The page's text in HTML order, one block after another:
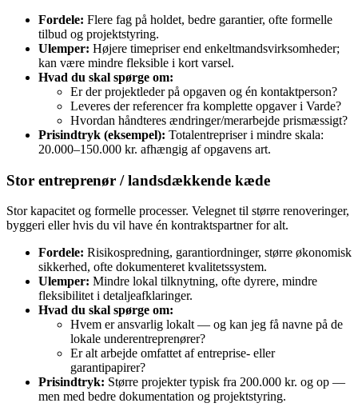
Fordele: Flere fag på holdet, bedre garantier, ofte formelle
tilbud og projektstyring.
Ulemper: Højere timepriser end enkeltmandsvirksomheder;
kan være mindre fleksible i kort varsel.
Hvad du skal spørge om:
Er der projektleder på opgaven og én kontaktperson?
Leveres der referencer fra komplette opgaver i Varde?
Hvordan håndteres ændringer/merarbejde prismæssigt?
Prisindtryk (eksempel): Totalentrepriser i mindre skala:
20.000–150.000 kr. afhængig af opgavens art.
Stor entreprenør / landsdækkende kæde
Stor kapacitet og formelle processer. Velegnet til større renoveringer,
byggeri eller hvis du vil have én kontraktspartner for alt.
Fordele: Risikospredning, garantiordninger, større økonomisk
sikkerhed, ofte dokumenteret kvalitetssystem.
Ulemper: Mindre lokal tilknytning, ofte dyrere, mindre
fleksibilitet i detaljeafklaringer.
Hvad du skal spørge om:
Hvem er ansvarlig lokalt — og kan jeg få navne på de
lokale underentreprenører?
Er alt arbejde omfattet af entreprise- eller
garantipapirer?
Prisindtryk: Større projekter typisk fra 200.000 kr. og op —
men med bedre dokumentation og projektstyring.